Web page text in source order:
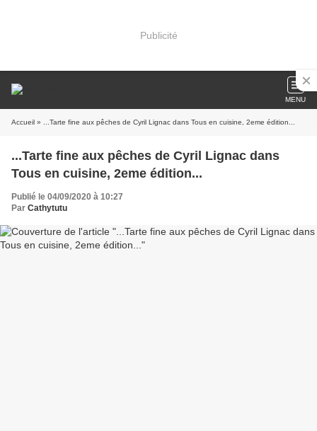
Publicité
MENU
Accueil » ...Tarte fine aux pêches de Cyril Lignac dans Tous en cuisine, 2eme édition...
...Tarte fine aux pêches de Cyril Lignac dans
Tous en cuisine, 2eme édition...
Publié le 04/09/2020 à 10:27
Par Cathytutu